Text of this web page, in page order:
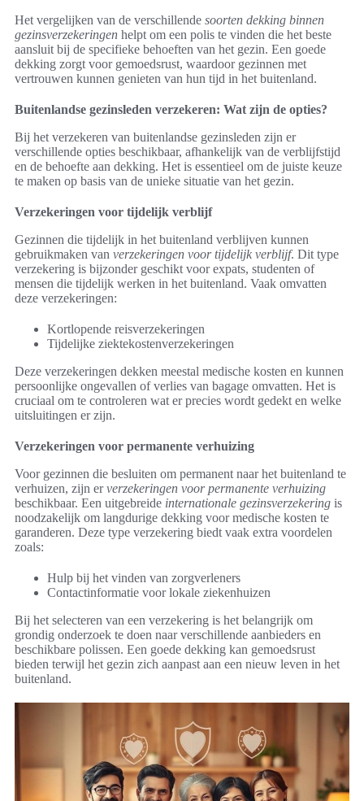
Het vergelijken van de verschillende soorten dekking binnen
gezinsverzekeringen helpt om een polis te vinden die het beste
aansluit bij de specifieke behoeften van het gezin. Een goede
dekking zorgt voor gemoedsrust, waardoor gezinnen met
vertrouwen kunnen genieten van hun tijd in het buitenland.
Buitenlandse gezinsleden verzekeren: Wat zijn de opties?
Bij het verzekeren van buitenlandse gezinsleden zijn er
verschillende opties beschikbaar, afhankelijk van de verblijfstijd
en de behoefte aan dekking. Het is essentieel om de juiste keuze
te maken op basis van de unieke situatie van het gezin.
Verzekeringen voor tijdelijk verblijf
Gezinnen die tijdelijk in het buitenland verblijven kunnen
gebruikmaken van verzekeringen voor tijdelijk verblijf. Dit type
verzekering is bijzonder geschikt voor expats, studenten of
mensen die tijdelijk werken in het buitenland. Vaak omvatten
deze verzekeringen:
Kortlopende reisverzekeringen
Tijdelijke ziektekostenverzekeringen
Deze verzekeringen dekken meestal medische kosten en kunnen
persoonlijke ongevallen of verlies van bagage omvatten. Het is
cruciaal om te controleren wat er precies wordt gedekt en welke
uitsluitingen er zijn.
Verzekeringen voor permanente verhuizing
Voor gezinnen die besluiten om permanent naar het buitenland te
verhuizen, zijn erverzekeringen voor permanente verhuizing
beschikbaar. Een uitgebreide internationale gezinsverzekering is
noodzakelijk om langdurige dekking voor medische kosten te
garanderen. Deze type verzekering biedt vaak extra voordelen
zoals:
Hulp bij het vinden van zorgverleners
Contactinformatie voor lokale ziekenhuizen
Bij het selecteren van een verzekering is het belangrijk om
grondig onderzoek te doen naar verschillende aanbieders en
beschikbare polissen. Een goede dekking kan gemoedsrust
bieden terwijl het gezin zich aanpast aan een nieuw leven in het
buitenland.